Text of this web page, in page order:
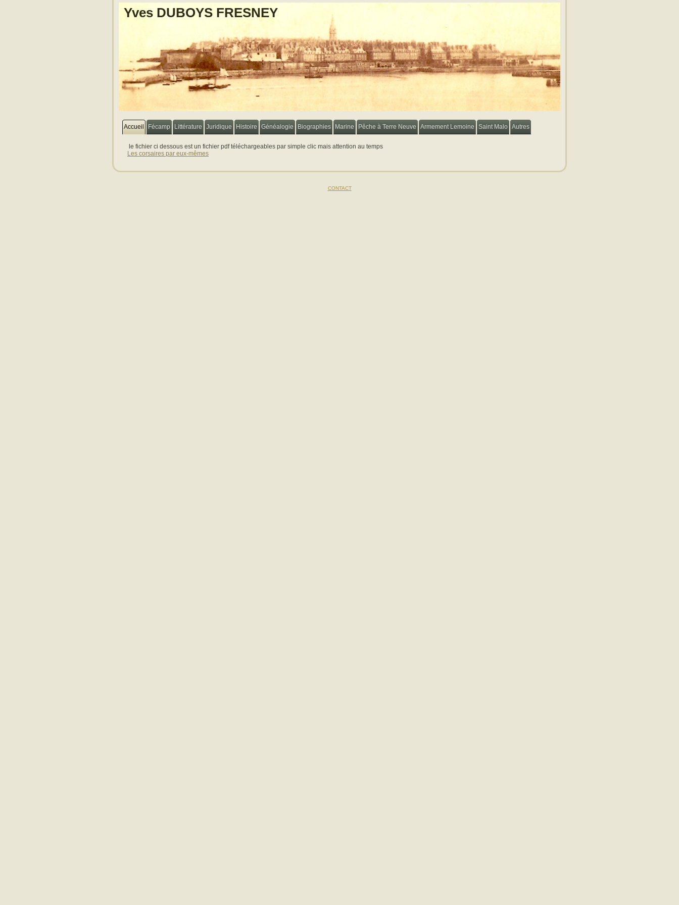
Yves DUBOYS FRESNEY
Accueil Fécamp Littérature Juridique Histoire Généalogie Biographies Marine Pêche à Terre Neuve Armement Lemoine Saint Malo Autres
le fichier ci dessous est un fichier pdf téléchargeables par simple clic mais attention au temps
Les corsaires par eux-mêmes
CONTACT